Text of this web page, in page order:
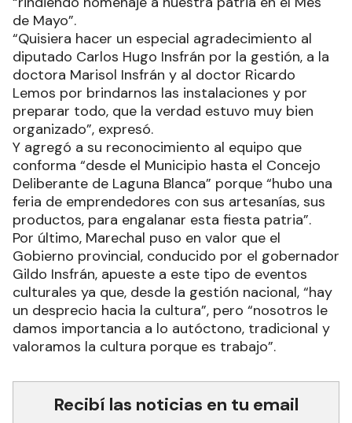
de Mayo”.
“Quisiera hacer un especial agradecimiento al
diputado Carlos Hugo Insfrán por la gestión, a la
doctora Marisol Insfrán y al doctor Ricardo
Lemos por brindarnos las instalaciones y por
preparar todo, que la verdad estuvo muy bien
organizado”, expresó.
Y agregó a su reconocimiento al equipo que
conforma “desde el Municipio hasta el Concejo
Deliberante de Laguna Blanca” porque “hubo una
feria de emprendedores con sus artesanías, sus
productos, para engalanar esta fiesta patria”.
Por último, Marechal puso en valor que el
Gobierno provincial, conducido por el gobernador
Gildo Insfrán, apueste a este tipo de eventos
culturales ya que, desde la gestión nacional, “hay
un desprecio hacia la cultura”, pero “nosotros le
damos importancia a lo autóctono, tradicional y
valoramos la cultura porque es trabajo”.
Recibí las noticias en tu email